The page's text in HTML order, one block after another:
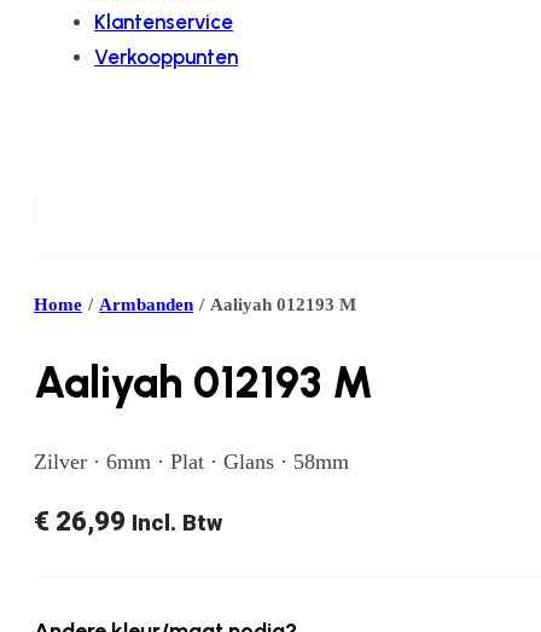
Klantenservice
Verkooppunten
Home / Armbanden / Aaliyah 012193 M
Aaliyah 012193 M
Zilver · 6mm · Plat · Glans · 58mm
€ 26,99 Incl. Btw